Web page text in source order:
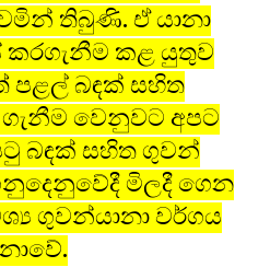
තිබුණි. ඒ යානා
කරගැනීම කළ යුතුව
පළල් බඳක් සහිත
ගැනීම වෙනුවට අපට
බඳක් සහිත ගුවන්
මිලදී ගෙන
ගුවන්යානා වර්ගය